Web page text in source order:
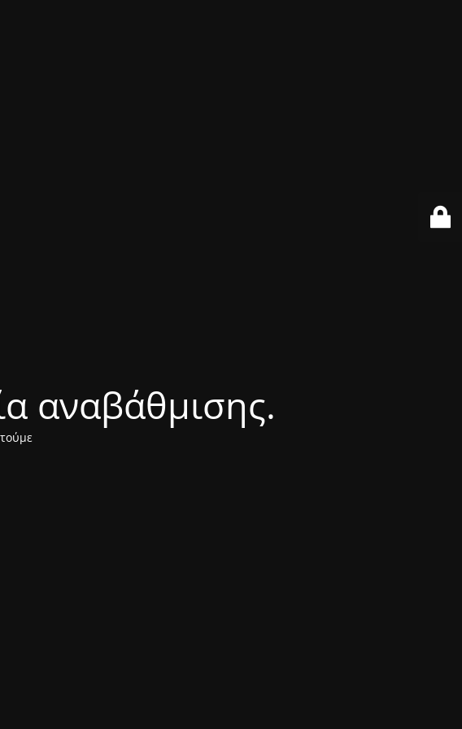
αναβάθμισης.